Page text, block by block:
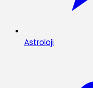
Astroloji